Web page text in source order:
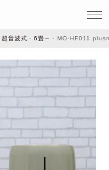
超音波式 6畳～ MO-HF011